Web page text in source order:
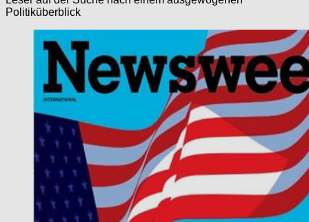
Politiküberblick